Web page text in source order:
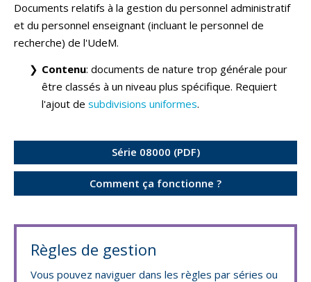
Documents relatifs à la gestion du personnel administratif
et du personnel enseignant (incluant le personnel de
recherche) de l'UdeM.
Contenu: documents de nature trop générale pour
être classés à un niveau plus spécifique. Requiert
l'ajout de subdivisions uniformes.
Série 08000 (PDF)
Comment ça fonctionne ?
Règles de gestion
Vous pouvez naviguer dans les règles par séries ou